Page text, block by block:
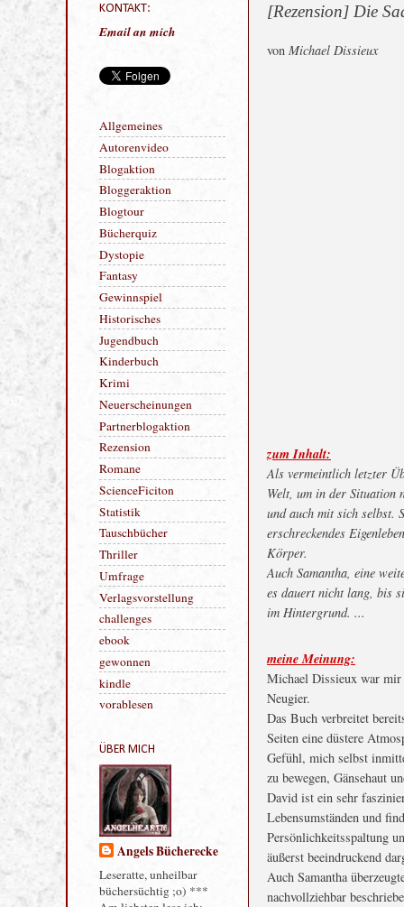
[Rezension] Die
von Michael Dissieux
zum Inhalt:
Als vermeintlich letzter
Welt, um in der Situation
und auch mit sich selbst.
erschreckendes
Körper.
Auch Samantha, eine
es dauert nicht lang, bis
im Hintergrund. ...
meine Meinung:
Michael Dissieux war mir
Neugier.
Das Buch verbreitet
Seiten eine düstere
Gefühl, mich selbst
zu bewegen, Gänsehaut
David ist ein sehr
Lebensumständen und
Persönlichkeitsspaltung
äußerst beeindruckend
Auch Samantha
nachvollziehbar
KONTAKT:
Email an mich
Allgemeines
Autorenvideo
Blogaktion
Bloggeraktion
Blogtour
Bücherquiz
Dystopie
Fantasy
Gewinnspiel
Historisches
Jugendbuch
Kinderbuch
Krimi
Neuerscheinungen
Partnerblogaktion
Rezension
Romane
ScienceFiciton
Statistik
Tauschbücher
Thriller
Umfrage
Verlagsvorstellung
challenges
ebook
gewonnen
vorablesen
ÜBER MICH
Angels Bücherecke